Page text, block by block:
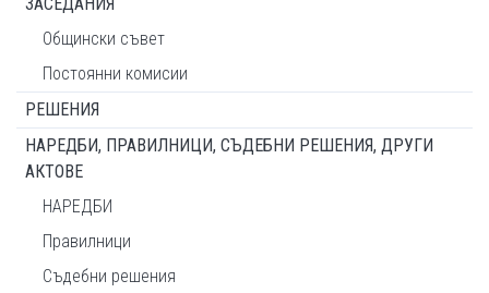
Общински съвет
Постоянни комисии
РЕШЕНИЯ
НАРЕДБИ, ПРАВИЛНИЦИ, СЪДЕБНИ РЕШЕНИЯ, ДРУГИ
АКТОВЕ
НАРЕДБИ
Правилници
Съдебни решения